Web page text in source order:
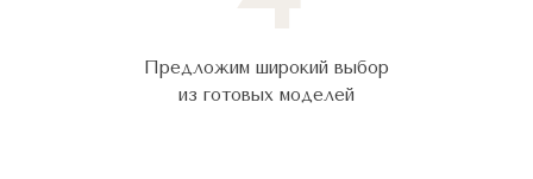
Предложим широкий выбор
из готовых моделей